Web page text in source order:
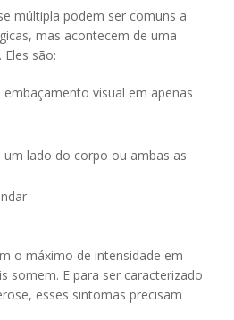
múltipla podem ser comuns a
mas acontecem de uma
são:
embaçamento visual em apenas
lado do corpo ou ambas as
o máximo de intensidade em
somem. E para ser caracterizado
esses sintomas precisam